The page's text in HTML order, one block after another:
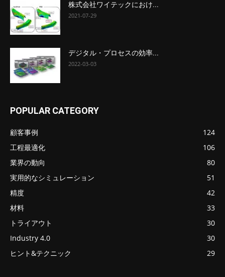
株式会社ワイテックにおけ...
2021-07-29
デジタル・プロセスの効率...
2022-03-03
POPULAR CATEGORY
顧客事例
124
工程最適化
106
業界の動向
80
実用的なシミュレーション
51
精度
42
材料
33
トライアウト
30
Industry 4.0
30
ヒント&テクニック
29